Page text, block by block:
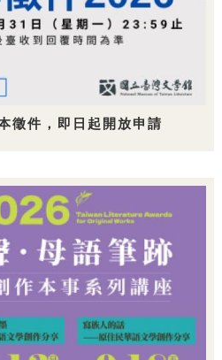
徵件，即日起開放申請